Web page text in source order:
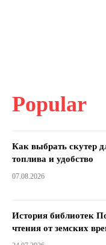
Popular
Как выбрать скутер
топлива и удобство
07.08.2026
История библиотек
чтения от земских